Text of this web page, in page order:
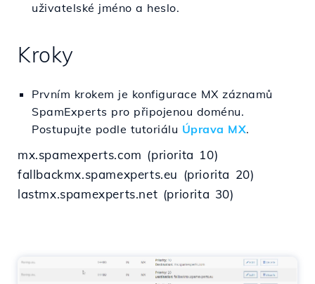
uživatelské jméno a heslo.
Kroky
Prvním krokem je konfigurace MX záznamů
SpamExperts pro připojenou doménu.
Postupujte podle tutoriálu Úprava MX.
mx.spamexperts.com (priorita 10)
fallbackmx.spamexperts.eu (priorita 20)
lastmx.spamexperts.net (priorita 30)